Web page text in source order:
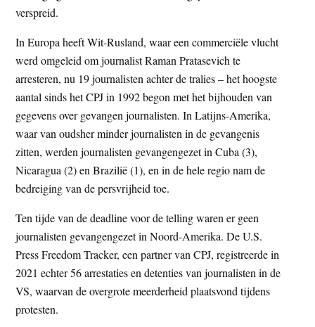
verspreid.
In Europa heeft Wit-Rusland, waar een commerciële vlucht
werd omgeleid om journalist Raman Pratasevich te
arresteren, nu 19 journalisten achter de tralies – het hoogste
aantal sinds het CPJ in 1992 begon met het bijhouden van
gegevens over gevangen journalisten. In Latijns-Amerika,
waar van oudsher minder journalisten in de gevangenis
zitten, werden journalisten gevangengezet in Cuba (3),
Nicaragua (2) en Brazilië (1), en in de hele regio nam de
bedreiging van de persvrijheid toe.
Ten tijde van de deadline voor de telling waren er geen
journalisten gevangengezet in Noord-Amerika. De U.S.
Press Freedom Tracker, een partner van CPJ, registreerde in
2021 echter 56 arrestaties en detenties van journalisten in de
VS, waarvan de overgrote meerderheid plaatsvond tijdens
protesten.